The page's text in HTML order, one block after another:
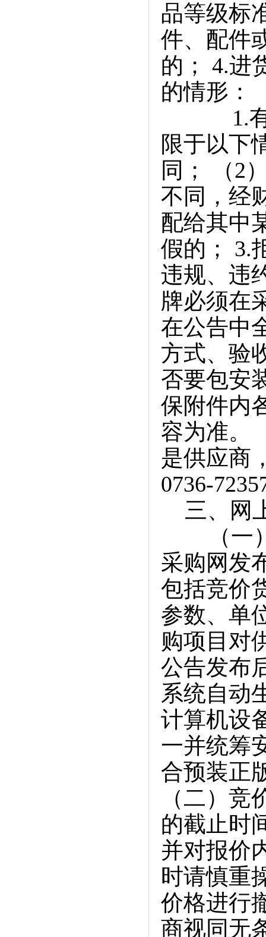
品等级标
件、配件
的； 4.进
的情形：
1.有串
限于以下
同； （2
不同，经
配给其中
假的； 3.
违规、违
牌必须在
在公告中
方式、验
否要包安
保附件内
容为准。
是供应商
0736-
三、网
（一）
采购网发
包括竞价
参数、单
购项目对
公告发布
系统自动
计算机设
一并统筹
合预装正
（二）
的截止时
并对报价
时请慎重
价格进行
商视同无